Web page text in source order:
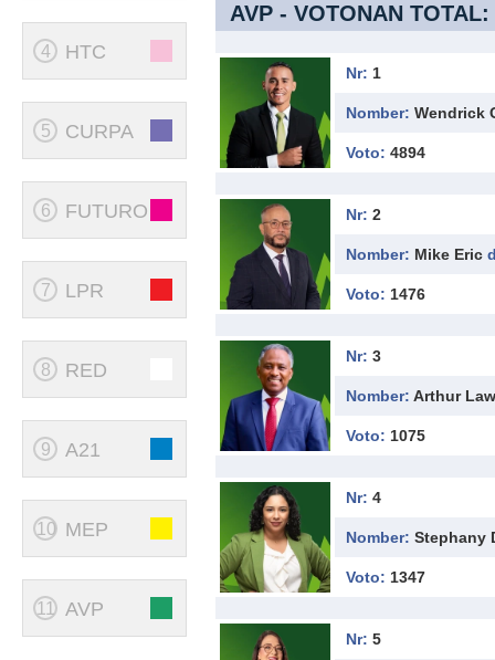
4 HTC
5 CURPA
6 FUTURO
7 LPR
8 RED
9 A21
10 MEP
11 AVP
AVP - VOTONAN TOTAL:
Nr: 1
Nomber: Wendrick
Voto: 4894
Nr: 2
Nomber: Mike Eric
Voto: 1476
Nr: 3
Nomber: Arthur
Voto: 1075
Nr: 4
Nomber: Stephany
Voto: 1347
Nr: 5